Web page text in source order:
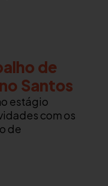
de
Santos
estágio
com os
de